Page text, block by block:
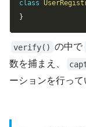
class
}
verify() の中で
数を捕まえ、
ーションを行って